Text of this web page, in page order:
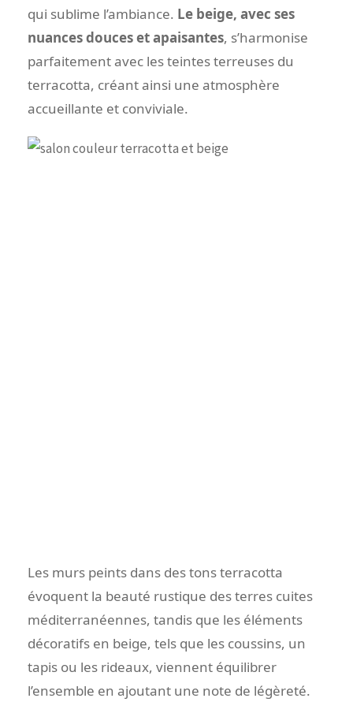
qui sublime l’ambiance. Le beige, avec ses
nuances douces et apaisantes, s’harmonise
parfaitement avec les teintes terreuses du
terracotta, créant ainsi une atmosphère
accueillante et conviviale.
Les murs peints dans des tons terracotta
évoquent la beauté rustique des terres cuites
méditerranéennes, tandis que les éléments
décoratifs en beige, tels que les coussins, un
tapis ou les rideaux, viennent équilibrer
l’ensemble en ajoutant une note de légèreté.